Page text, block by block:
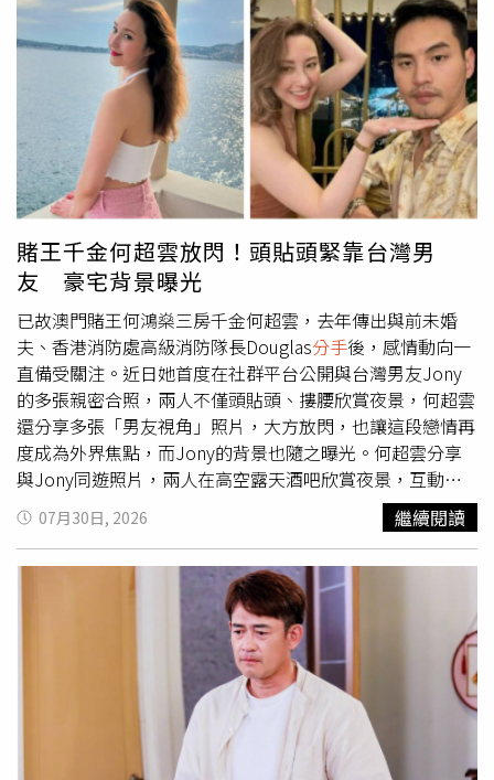
後卻辯稱，只是因為吵架讓自己壓力太大，才會一時衝動詢
問，讓原PO無法接受。事情並未因此落幕。原PO指出，兩
人事後雖然選擇和好，但男方母親得知消息後，特地傳了一
大段訊息給兒子，直言看到兩人復合很不開心，認為婚禮談
不攏就乾脆分開，甚至毫不避諱表示自己一直都不喜歡女
方，而男方也多少受到母親影響，讓好友夾在感情與家庭之
間更加痛苦。原PO表示，好友目前不僅已完成結婚登記，
也拍好婚紗照，法律上已是夫妻，如今真正面臨的已不是要
不要分手 ，而是是否離婚。她坦言，自己多年來一直聽好友
抱怨男友及未來婆家的各種問題，也不斷勸對方「趁還沒有
孩子趕快離開」，但好友始終放不下這段感情，讓她相當無
奈，「到底該怎麼勸她？不知道她到底在執迷不悟什麼。」
貼文曝光後迅速引發討論，不少網友認為，男方婚前就以
「壓力大」作為詢問性交易價格的理由，未來若面臨工作、
經濟或育兒壓力，恐怕更可能發生外遇或買春等問題，「今
天只是問價格，下次可能就真的去了」、「婚前就這樣，婚
後只會更嚴重」、「有第一次就可能有第二次」，也有人擔
心若發生不安全性行為，還可能增加伴侶感染性傳染疾病的
風險。另一派網友則認為，真正令人擔憂的不只是男方，而
是未來婆媳關係。許多人指出，婆婆已公開表示不喜歡女
方，男方又容易受到母親影響，即使婚後分開居住，也未必
能避免衝突，「嫁的是老公，但婆婆往往也是婚姻的一部
分」、「婚前就不願意保護另一半，婚後更難期待改變」、
「會被媽媽左右的另一半，婚後只會讓媳婦更辛苦」。此
外，也有不少人提醒原PO，兩人既然已經完成結婚登記，
現在面臨的是離婚而非取消婚禮，朋友能做的其實有限。許
多留言認為，感情終究是當事人的選擇，「裝睡的人叫不
醒」、「戀愛腦只有自己撞過才會醒」、「不要介入別人的
因果」、「公親變事主，最後裡外不是人」、「該提醒的已
賭王千金何超雲放閃！頭貼頭緊靠台灣男
友 豪宅背景曝光
已故澳門賭王何鴻燊三房千金何超雲，去年傳出與前未婚
夫、香港消防處高級消防隊長Douglas分手後，感情動向一
直備受關注。近日她首度在社群平台公開與台灣男友Jony
的多張親密合照，兩人不僅頭貼頭、摟腰欣賞夜景，何超雲
還分享多張「男友視角」照片，大方放閃，也讓這段戀情再
度成為外界焦點，而Jony的背景也隨之曝光。何超雲分享
與Jony同遊照片，兩人在高空露天酒吧欣賞夜景，互動相
當甜蜜。（圖／翻攝自IG@florinda.ho） 何超雲2022年曾
傳出與Douglas交往並已訂婚，男方不僅多次陪同她出席好
友聚會，也曾現身何家家族活動，一度被外界視為何家的準
女婿。不過，何超雲去年陸續刪除社群平台與Douglas的合
傳聞因此甚囂塵上。直到去年11月，她替好友慶生
時，身旁出現一名留著鬍鬚的男子，對方從背後環抱她，兩
人互動親密，當時就被外界猜測是她的新歡，但何超雲始終
沒有對外回應戀情。近日何超雲透過Instagram限時動態分
享旅遊照片，只見兩人在高空酒吧欣賞夜景，她自然地依偎
在Jony肩上，男方則摟著她的腰，兩人頭貼頭對著鏡頭露
出燦爛笑容，互動相當甜蜜。此外，何超雲也曬出多張由
07月30日, 2026 繼續閱讀